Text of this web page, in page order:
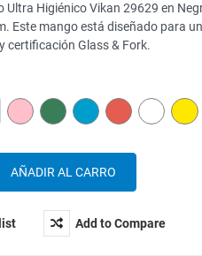
Ultra Higiénico Vikan 29629 en
Este mango está diseñado para
certificación Glass & Fork.
PINK GREEN BLUE RED WHITE
Add to Compare